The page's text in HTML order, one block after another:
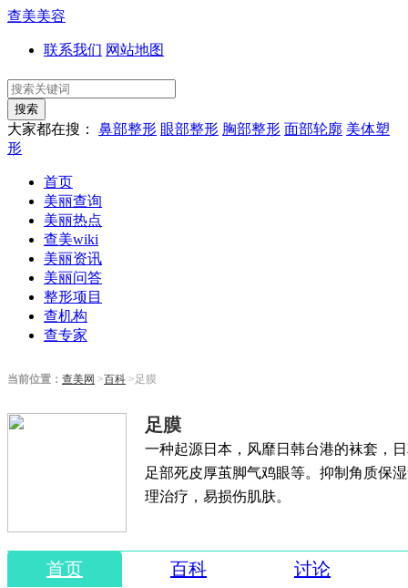
查美美容
联系我们 网站地图
搜索
大家都在搜： 鼻部整形 眼部整形 胸部整形 面部轮廓 美体塑
形
首页
美丽查询
美丽热点
查美wiki
美丽资讯
美丽问答
整形项目
查机构
查专家
当前位置： 查美网 >百科 >足膜
足膜
一种起源日本，风靡日韩台港的袜套，
足部死皮厚茧脚气鸡眼等。抑制角质保
理治疗，易损伤肌肤。
首页 百科 讨论